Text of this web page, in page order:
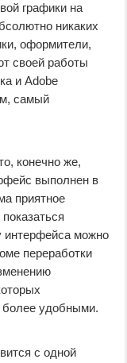
графики на
никаких
оформители,
своей работы
и Adobe
самый
конечно же,
выполнен в
приятное
можно
переработки
более удобными.
с одной